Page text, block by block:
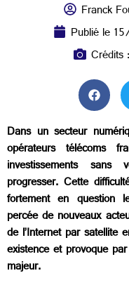
Franck
Publié le
Crédits
Dans un secteur
opérateurs télécoms
investissements
progresser. Cette
fortement en question
percée de nouveaux
de l’Internet par satellite
existence et provoque
majeur.